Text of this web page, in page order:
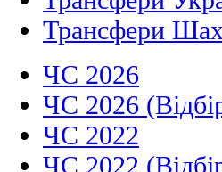
Трансфери
ЧС 2026
ЧС 2026
ЧС 2022
ЧС 2022